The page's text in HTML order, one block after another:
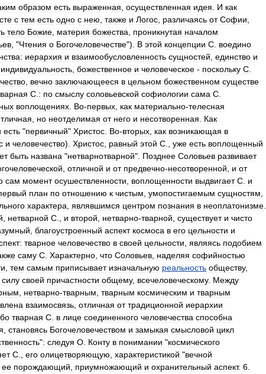
образом есть выраженная осуществленная идея И как
с тем есть одно с нею также и Логос различаясь от Софии
тело Божие материя божества проникнутая началом
, "Чтения о Богочеловечестве"). В этой концепции С воедино
иерархия и взаимообусловленность сущностей единство и
индивидуальность божественное и человеческое - поскольку С
вечно заключающееся в цельном божественном существе
С : по смыслу соловьевской софиологии сама С
воплощениях Во-первых как материально-телесная
но неотделимая от него и несотворенная
Как
есть "первичный" Христос Во-вторых как возникающая в
и человечество). Христос равный этой С уже есть воплощенный
быть названа "нетварнотварной". Позднее Соловьев развивает
отличной и от предвечно-несотворенной и от
сам момент осушествленности воплощенности выдвигает С и
план по отношению к чистым умопостигаемым сущностям
характера являвшимся центром познания в неоплатонизме
нетварной С и второй нетварно-тварной существует и чисто
благоустроенный аспект космоса в его цельности и
тварное человечество в своей цельности являясь подобием
саму С Характерно что Соловьев наделяя софийностью
тем самым приписывает изначальную реальность обществу,
силу своей причастности общему, всечеловеческому. Между
нетварно-тварным тварным космическим и тварным
взаимосвязь отличная от традиционной иерархии
тварная С в лице соединенного человечества способна
становясь Богочеловечеством и замыкая смысловой цикл
": следуя О Конту в понимании "космического
С его олицетворяющую характеристикой "вечной
ее порождающий приумножающий и охранительный аспект. 6